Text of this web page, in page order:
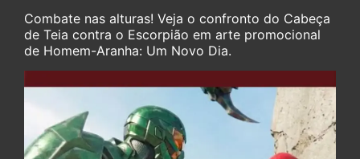
Combate nas alturas! Veja o confronto do Cabeça
de Teia contra o Escorpião em arte promocional
de Homem-Aranha: Um Novo Dia.